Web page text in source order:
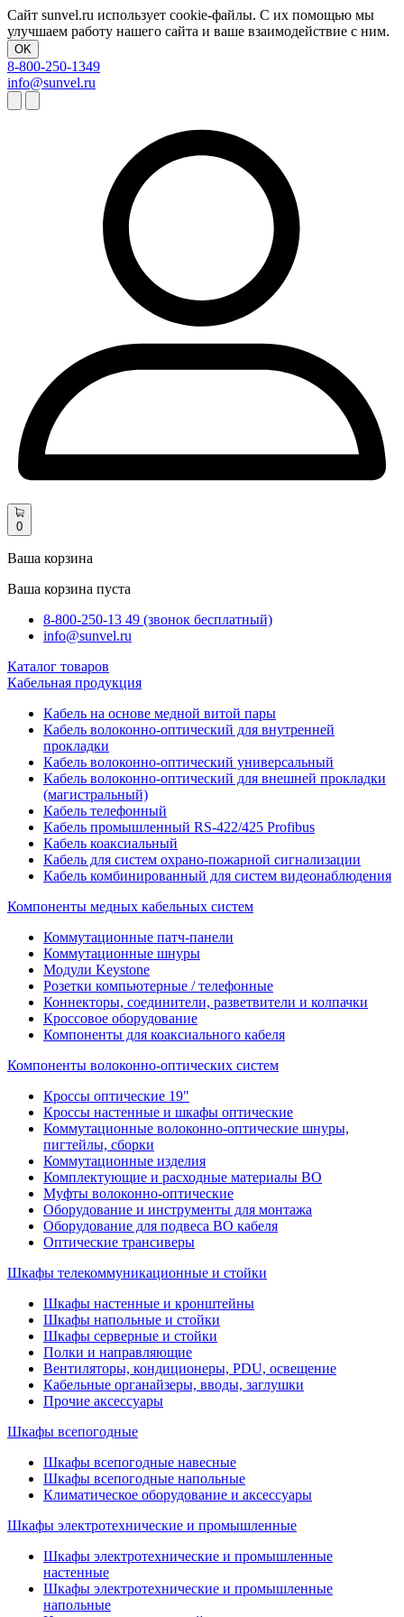
Сайт sunvel.ru использует cookie-файлы. С их помощью мы
улучшаем работу нашего сайта и ваше взаимодействие с ним.
OK
8-800-250-1349
info@sunvel.ru
0
Ваша корзина
Ваша корзина пуста
8-800-250-13 49 (звонок бесплатный)
info@sunvel.ru
Каталог товаров
Кабельная продукция
Кабель на основе медной витой пары
Кабель волоконно-оптический для внутренней
прокладки
Кабель волоконно-оптический универсальный
Кабель волоконно-оптический для внешней прокладки
(магистральный)
Кабель телефонный
Кабель промышленный RS-422/425 Profibus
Кабель коаксиальный
Кабель для систем охрано-пожарной сигнализации
Кабель комбинированный для систем видеонаблюдения
Компоненты медных кабельных систем
Коммутационные патч-панели
Коммутационные шнуры
Модули Keystone
Розетки компьютерные / телефонные
Коннекторы, соединители, разветвители и колпачки
Кроссовое оборудование
Компоненты для коаксиального кабеля
Компоненты волоконно-оптических систем
Кроссы оптические 19"
Кроссы настенные и шкафы оптические
Коммутационные волоконно-оптические шнуры,
пигтейлы, сборки
Коммутационные изделия
Комплектующие и расходные материалы ВО
Муфты волоконно-оптические
Оборудование и инструменты для монтажа
Оборудование для подвеса ВО кабеля
Оптические трансиверы
Шкафы телекоммуникационные и стойки
Шкафы настенные и кронштейны
Шкафы напольные и стойки
Шкафы серверные и стойки
Полки и направляющие
Вентиляторы, кондиционеры, PDU, освещение
Кабельные органайзеры, вводы, заглушки
Прочие аксеcсуары
Шкафы всепогодные
Шкафы всепогодные навесные
Шкафы всепогодные напольные
Климатическое оборудование и аксессуары
Шкафы электротехнические и промышленные
Шкафы электротехнические и промышленные
настенные
Шкафы электротехнические и промышленные
напольные